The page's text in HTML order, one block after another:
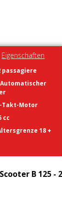
Eigenschaften
passagiere
Automatischer
Takt-Motor
cc
18 +
Scooter B 125 -